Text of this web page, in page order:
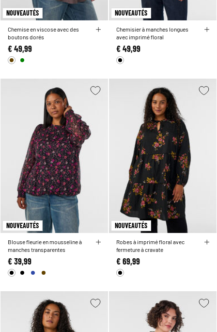
NOUVEAUTÉS
Chemise en viscose avec des
boutons dorés
€ 49,99
NOUVEAUTÉS
Chemisier à manches longues
avec imprimé floral
€ 49,99
NOUVEAUTÉS
Blouse fleurie en mousseline à
manches transparentes
€ 39,99
NOUVEAUTÉS
Robes à imprimé floral avec
fermeture à cravate
€ 69,99